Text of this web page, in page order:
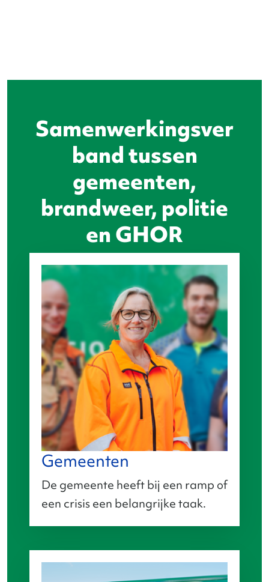
Samenwerkingsver
band tussen
gemeenten,
brandweer, politie
en GHOR
Gemeenten
De gemeente heeft bij een ramp of
een crisis een belangrijke taak.